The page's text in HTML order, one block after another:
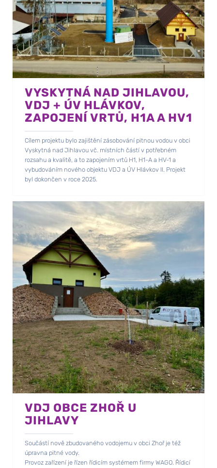
VYSKYTNÁ NAD JIHLAVOU,
VDJ + ÚV HLÁVKOV,
ZAPOJENÍ VRTŮ, H1A A HV1
Cílem projektu bylo zajištění zásobování pitnou vodou v obci
Vyskytná nad Jihlavou vč. místních částí v potřebném
rozsahu a kvalitě, a to zapojením vrtů H1, H1-A a HV-1 a
vybudováním nového objektu VDJ a ÚV Hlávkov II. Projekt
byl dokončen v roce 2025.
VDJ OBCE ZHOŘ U
JIHLAVY
Součástí nově zbudovaného vodojemu v obci Zhoř je též
úpravna pitné vody.
Provoz zařízení je řízen řídicím systémem firmy WAGO. Řídicí